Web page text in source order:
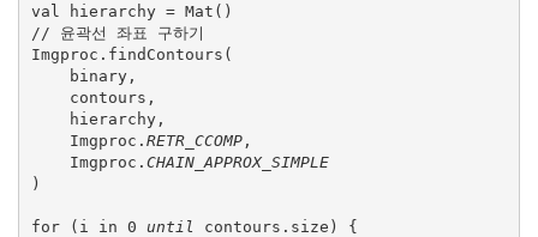
val hierarchy = Mat()
// 윤곽선 좌표 구하기
Imgproc.findContours(
    Imgproc.
RETR_CCOMP,
    Imgproc.
CHAIN_APPROX_SIMPLE
)
for (i in 0 until contours.size) {